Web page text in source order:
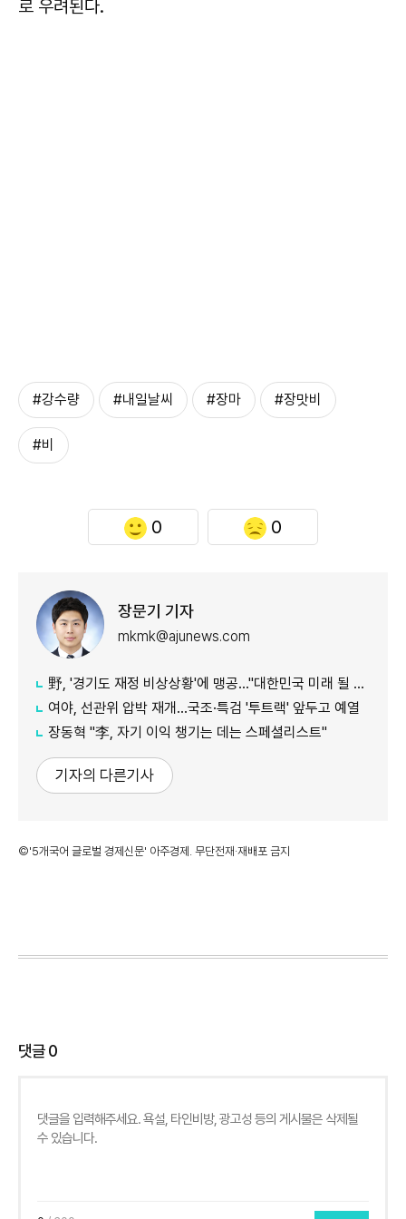
로 우려된다.
#강수량 #내일날씨 #장마 #장맛비
#비
0 0
장문기 기자
mkmk@ajunews.com
野, '경기도 재정 비상상황'에 맹공…"대한민국 미래 될 수도"
여야, 선관위 압박 재개…국조·특검 '투트랙' 앞두고 예열
장동혁 "李, 자기 이익 챙기는 데는 스페셜리스트"
기자의 다른기사
©'5개국어 글로벌 경제신문' 아주경제. 무단전재·재배포 금지
댓글0